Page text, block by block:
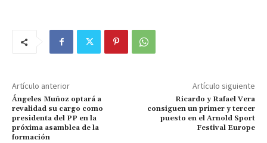
Artículo anterior
Ángeles Muñoz optará a
revalidad su cargo como
presidenta del PP en la
próxima asamblea de la
formación
Artículo siguiente
Ricardo y Rafael Vera
consiguen un primer y tercer
puesto en el Arnold Sport
Festival Europe